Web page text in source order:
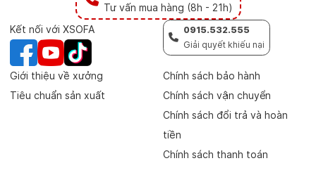
Tư vấn mua hàng (8h - 21h)
Giới thiệu về xưởng
Tiêu chuẩn sản xuất
Chính sách bảo hành
Chính sách vận chuyển
Chính sách đổi trả và hoàn
tiền
Chính sách thanh toán
Kết nối với XSOFA
0915.532.555
Giải quyết khiếu nại